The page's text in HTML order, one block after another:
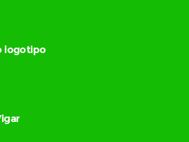
logotipo